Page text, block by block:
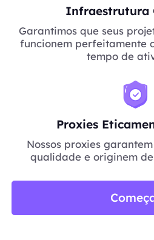
Infraestrutura
Garantimos que seus
funcionem perfeitamente
tempo de
Proxies
Nossos proxies
qualidade e originem